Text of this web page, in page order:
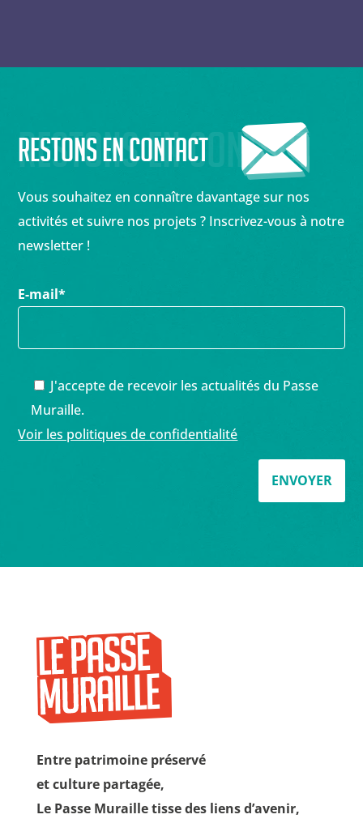
Restons en contact
Restons en contact
Vous souhaitez en connaître davantage sur nos
activités et suivre nos projets ? Inscrivez-vous à notre
newsletter !
E-mail*
J'accepte de recevoir les actualités du Passe
Muraille.
Voir les politiques de confidentialité
ENVOYER
Entre patrimoine préservé
et culture partagée,
Le Passe Muraille tisse des liens d’avenir,